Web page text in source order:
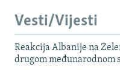
Vesti/Vijesti
Reakcija Albanije na
drugom međunarodnom